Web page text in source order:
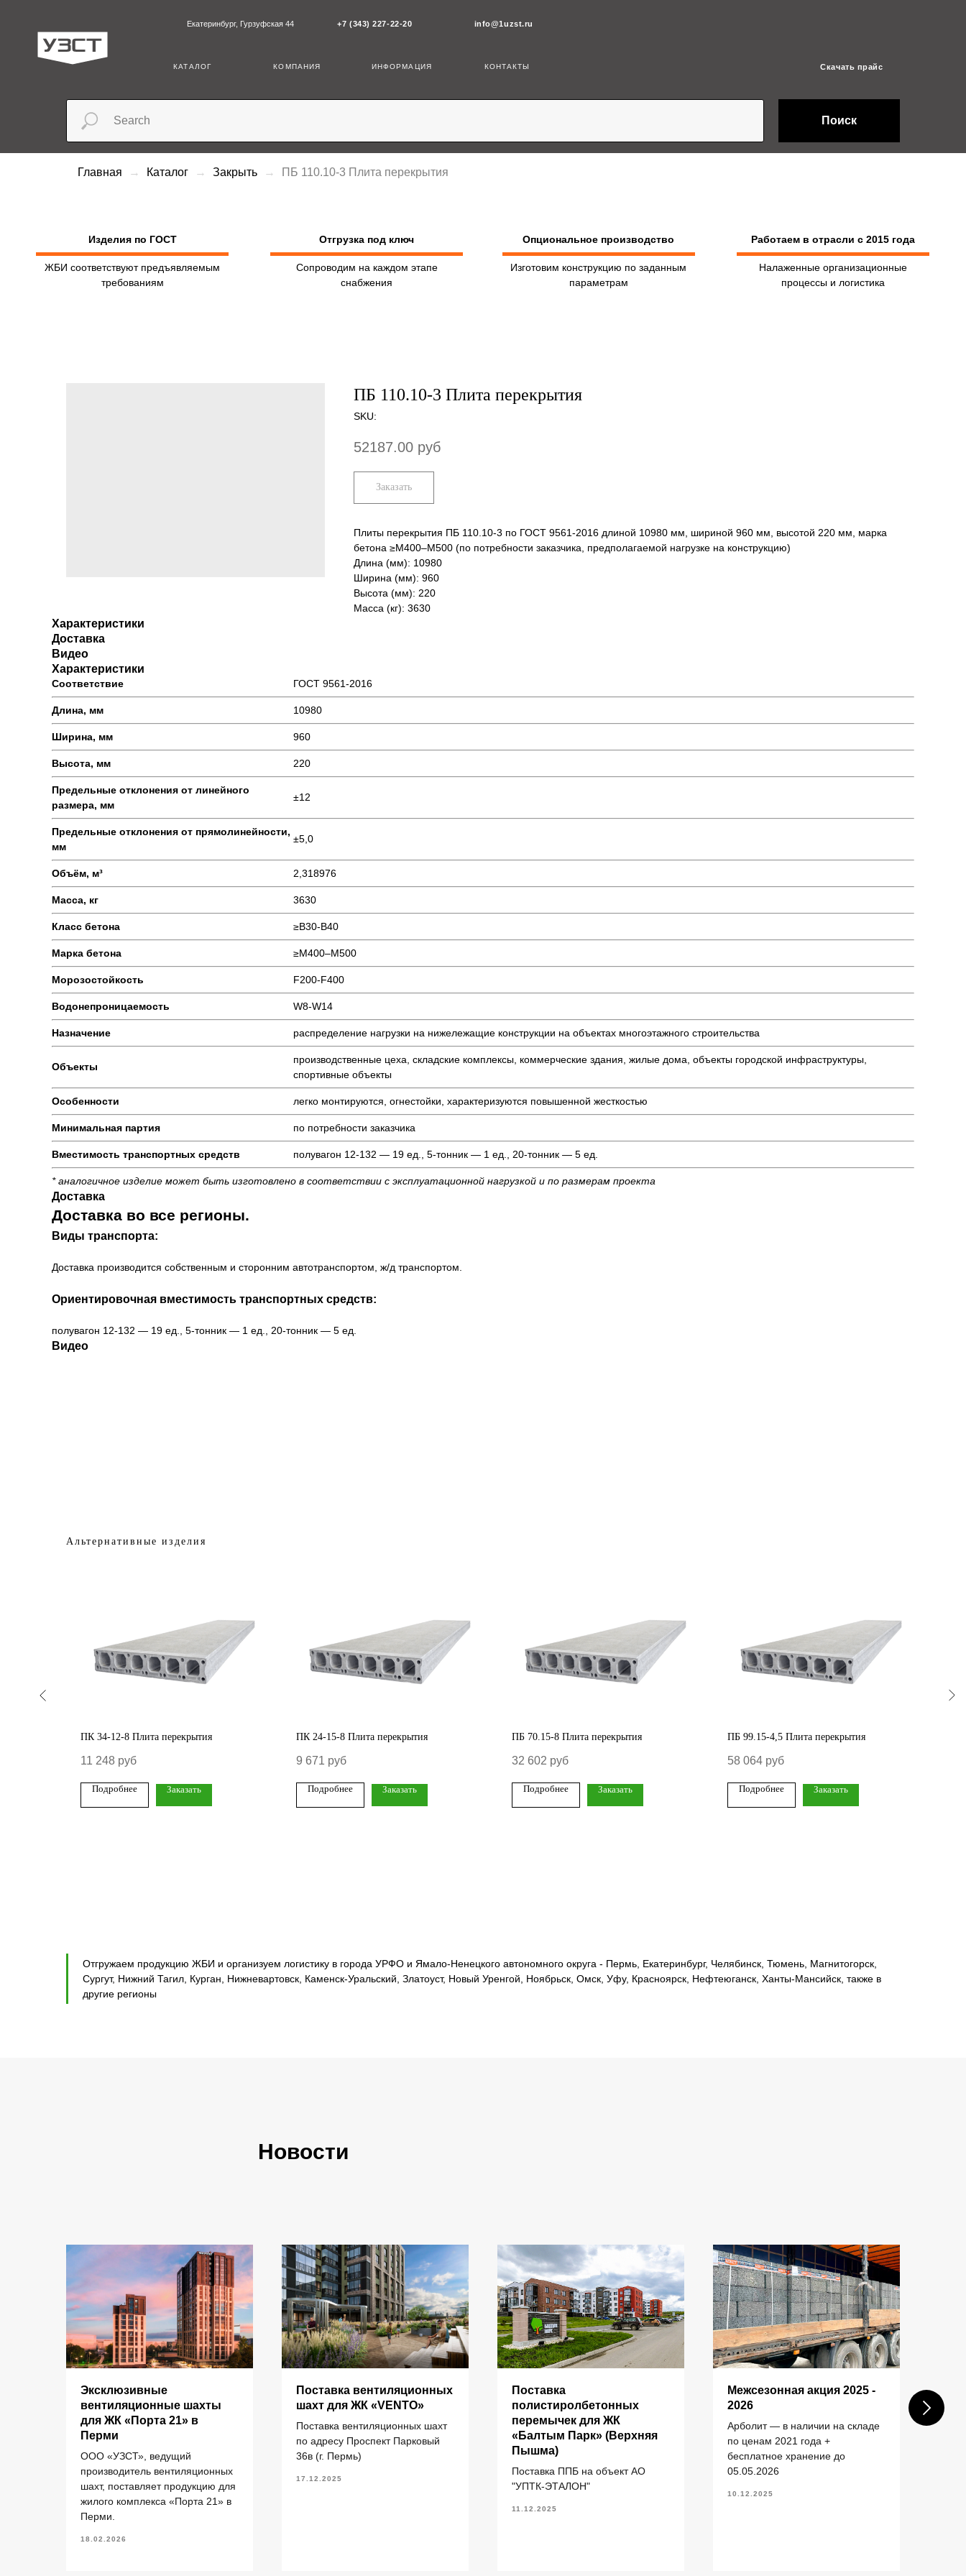
Екатеринбург, Гурзуфская 44 +7 (343) 227-22-20 info@1uzst.ru
Поиск
Главная Каталог Закрыть ПБ 110.10-3 Плита перекрытия
Изделия по ГОСТ
ЖБИ соответствуют предъявляемым
требованиям
Изготовим конструкцию по заданным
параметрам
Опциональное производство
Отгрузка под ключ
Сопроводим на каждом этапе
снабжения
Налаженные организационные
процессы и логистика
Работаем в отрасли с 2015 года
ПБ 110.10-3 Плита перекрытия
SKU:
52187.00 руб
Заказать
Плиты перекрытия ПБ 110.10-3 по ГОСТ 9561-2016 длиной 10980 мм, шириной 960 мм, высотой 220 мм, марка
бетона ≥М400–М500 (по потребности заказчика, предполагаемой нагрузке на конструкцию)
Длина (мм): 10980
Ширина (мм): 960
Высота (мм): 220
Масса (кг): 3630
Характеристики
Доставка
Видео
Характеристики
Соответствие ГОСТ 9561-2016
Длина, мм 10980
Ширина, мм 960
Высота, мм 220
Предельные отклонения от линейного
размера, мм
±12
Предельные отклонения от прямолинейности,
мм
±5,0
Объём, м³ 2,318976
Масса, кг 3630
Класс бетона ≥В30-В40
Марка бетона ≥М400–М500
Морозостойкость F200-F400
Водонепроницаемость W8-W14
Назначение распределение нагрузки на нижележащие конструкции на объектах многоэтажного строительства
Объекты
производственные цеха, складские комплексы, коммерческие здания, жилые дома, объекты городской инфраструктуры,
спортивные объекты
Особенности легко монтируются, огнестойки, характеризуются повышенной жесткостью
Минимальная партия по потребности заказчика
Вместимость транспортных средств полувагон 12-132 — 19 ед., 5-тонник — 1 ед., 20-тонник — 5 ед.
* аналогичное изделие может быть изготовлено в соответствии с эксплуатационной нагрузкой и по размерам проекта
Доставка
Доставка во все регионы.
Виды транспорта:
Доставка производится собственным и сторонним автотранспортом, ж/д транспортом.
Ориентировочная вместимость транспортных средств:
полувагон 12-132 — 19 ед., 5-тонник — 1 ед., 20-тонник — 5 ед.
Видео
Альтернативные изделия
ПК 34-12-8 Плита перекрытия
11 248 руб
Подробнее Заказать
ПК 24-15-8 Плита перекрытия
9 671 руб
Подробнее Заказать
ПБ 70.15-8 Плита перекрытия
32 602 руб
Подробнее Заказать
ПБ 99.15-4,5 Плита перекрытия
58 064 руб
Подробнее Заказать
Отгружаем продукцию ЖБИ и организуем логистику в города УРФО и Ямало-Ненецкого автономного округа - Пермь, Екатеринбург, Челябинск, Тюмень, Магнитогорск,
Сургут, Нижний Тагил, Курган, Нижневартовск, Каменск-Уральский, Златоуст, Новый Уренгой, Ноябрьск, Омск, Уфу, Красноярск, Нефтеюганск, Ханты-Мансийск, также в
другие регионы
Новости
Эксклюзивные
вентиляционные шахты
для ЖК «Порта 21» в
Перми
ООО «УЗСТ», ведущий
производитель вентиляционных
шахт, поставляет продукцию для
жилого комплекса «Порта 21» в
Перми.
18.02.2026
Поставка вентиляционных
шахт для ЖК «VENTO»
Поставка вентиляционных шахт
по адресу Проспект Парковый
36в (г. Пермь)
17.12.2025
Поставка
полистиролбетонных
перемычек для ЖК
«Балтым Парк» (Верхняя
Пышма)
Поставка ППБ на объект АО
"УПТК-ЭТАЛОН"
11.12.2025
Межсезонная акция 2025 -
2026
Арболит — в наличии на складе
по ценам 2021 года +
бесплатное хранение до
05.05.2026
10.12.2025
Политика конфиденциальности
Екатеринбург, Гурзуфская 44
+7 (343) 227-22-20
info@1uzst.ru
Главная
О компании
Кольца стеновые
Элементы теплотрасс
Элементы лестниц
Перемычки железобетонные
Каталог
Плиты перекрытия ПК
Плиты перекрытия ПБ